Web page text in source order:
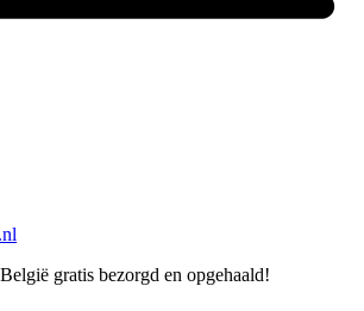
gratis bezorgd en opgehaald!